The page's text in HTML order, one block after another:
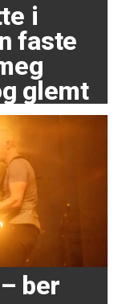
i
faste
glemt
ber